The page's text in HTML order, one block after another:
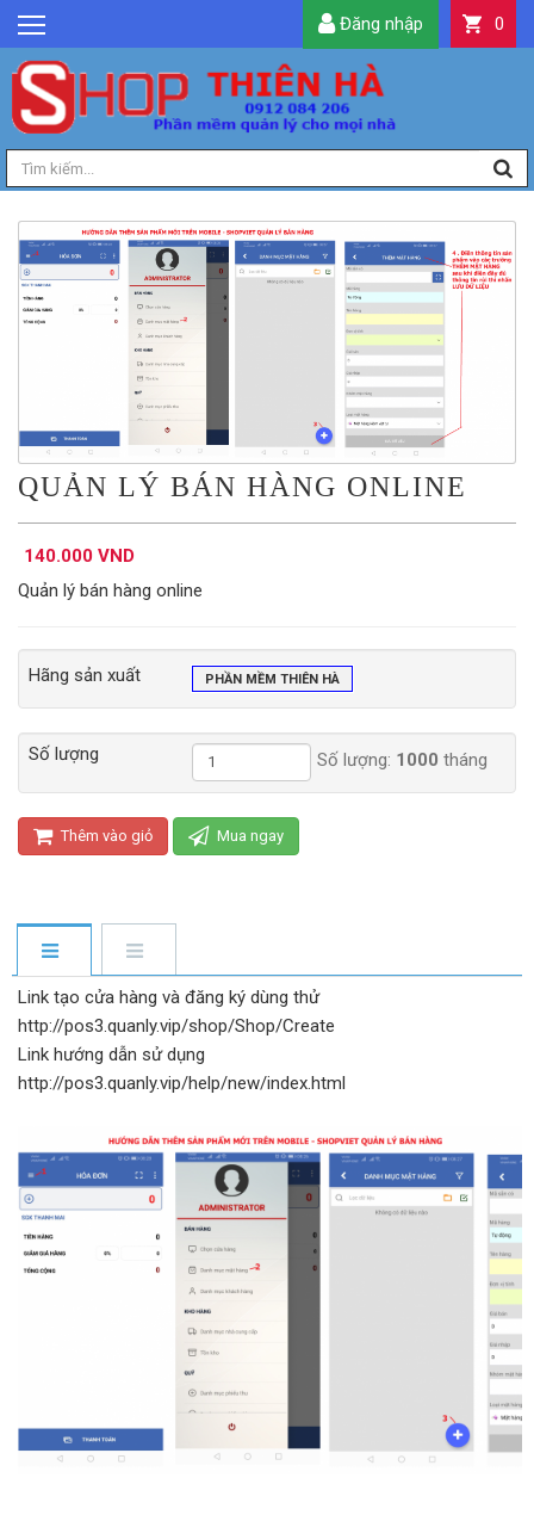
GIỚI THIỆU
TIN TỨC
SẢN PHẨM
DỊCH VỤ
TIỆN ÍCH
0
Đăng nhập
QUẢN LÝ BÁN HÀNG ONLINE
140.000 VND
Quản lý bán hàng online
Hãng sản xuất PHẦN MỀM THIÊN HÀ
Số lượng Số lượng: 1000 tháng
Thêm vào giỏ Mua ngay
Link tạo cửa hàng và đăng ký dùng thử
http://pos3.quanly.vip/shop/Shop/Create
Link hướng dẫn sử dụng
http://pos3.quanly.vip/help/new/index.html